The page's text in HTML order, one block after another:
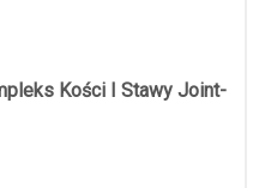
Kości I Stawy Joint-